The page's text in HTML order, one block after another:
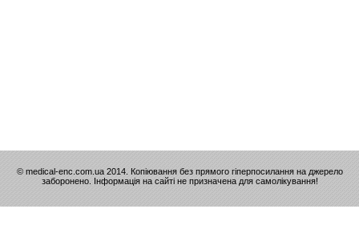
© medical-enc.com.ua 2014. Копіювання без прямого гіперпосилання на джерело
заборонено. Інформація на сайті не призначена для самолікування!